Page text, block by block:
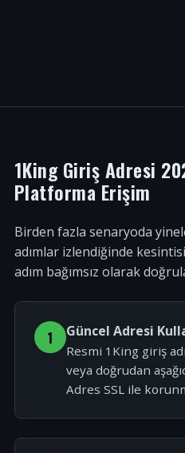
1King Giriş Adresi
Platforma Erişim
Birden fazla senaryoda
adımlar izlendiğinde
adım bağımsız olarak
1 Güncel Adresi
Resmi 1King giriş
veya doğrudan
Adres SSL ile